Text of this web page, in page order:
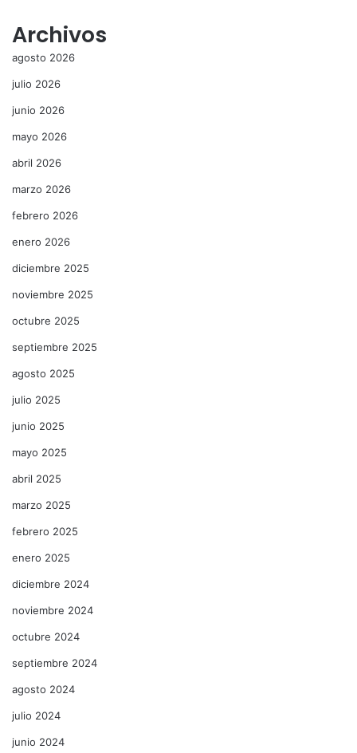
Archivos
agosto 2026
julio 2026
junio 2026
mayo 2026
abril 2026
marzo 2026
febrero 2026
enero 2026
diciembre 2025
noviembre 2025
octubre 2025
septiembre 2025
agosto 2025
julio 2025
junio 2025
mayo 2025
abril 2025
marzo 2025
febrero 2025
enero 2025
diciembre 2024
noviembre 2024
octubre 2024
septiembre 2024
agosto 2024
julio 2024
junio 2024